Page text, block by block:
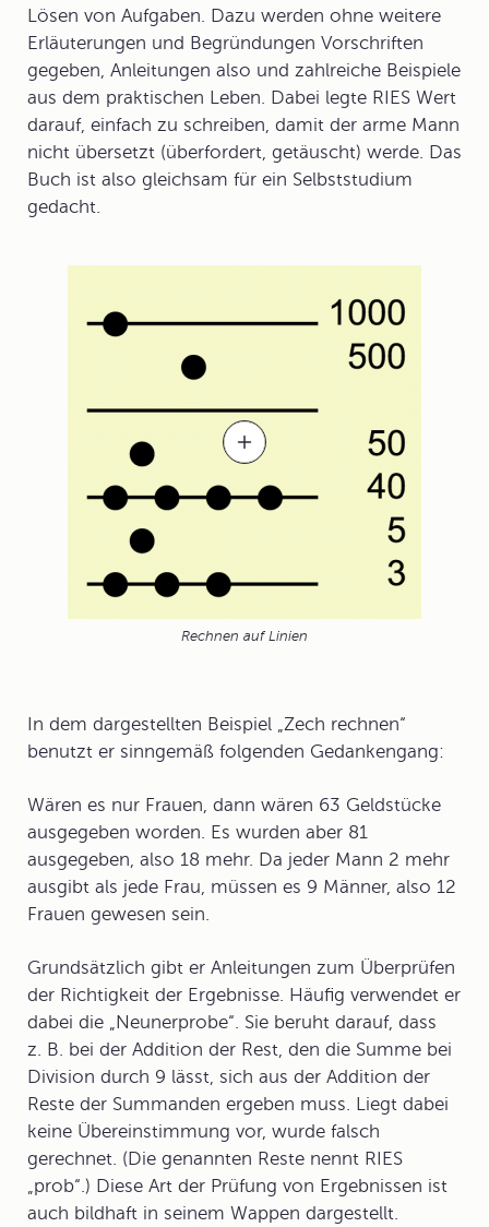
Lösen von Aufgaben. Dazu werden ohne weitere
Erläuterungen und Begründungen Vorschriften
gegeben, Anleitungen also und zahlreiche Beispiele
aus dem praktischen Leben. Dabei legte RIES Wert
darauf, einfach zu schreiben, damit der arme Mann
nicht übersetzt (überfordert, getäuscht) werde. Das
Buch ist also gleichsam für ein Selbststudium
gedacht.
Rechnen auf Linien
In dem dargestellten Beispiel „Zech rechnen“
benutzt er sinngemäß folgenden Gedankengang:
Wären es nur Frauen, dann wären 63 Geldstücke
ausgegeben worden. Es wurden aber 81
ausgegeben, also 18 mehr. Da jeder Mann 2 mehr
ausgibt als jede Frau, müssen es 9 Männer, also 12
Frauen gewesen sein.
Grundsätzlich gibt er Anleitungen zum Überprüfen
der Richtigkeit der Ergebnisse. Häufig verwendet er
dabei die „Neunerprobe“. Sie beruht darauf, dass
z. B. bei der Addition der Rest, den die Summe bei
Division durch 9 lässt, sich aus der Addition der
Reste der Summanden ergeben muss. Liegt dabei
keine Übereinstimmung vor, wurde falsch
gerechnet. (Die genannten Reste nennt RIES
„prob“.) Diese Art der Prüfung von Ergebnissen ist
auch bildhaft in seinem Wappen dargestellt.